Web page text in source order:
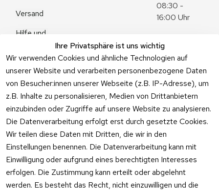
Ihre Privatsphäre ist uns wichtig
Wir verwenden Cookies und ähnliche Technologien auf
unserer Website und verarbeiten personenbezogene Daten
von Besucher:innen unserer Webseite (z.B. IP-Adresse), um
z.B. Inhalte zu personalisieren, Medien von Drittanbietern
einzubinden oder Zugriffe auf unsere Website zu analysieren.
Die Datenverarbeitung erfolgt erst durch gesetzte Cookies.
Wir teilen diese Daten mit Dritten, die wir in den
Einstellungen benennen. Die Datenverarbeitung kann mit
Einwilligung oder aufgrund eines berechtigten Interesses
erfolgen. Die Zustimmung kann erteilt oder abgelehnt
werden. Es besteht das Recht, nicht einzuwilligen und die
Versand
Hilfe und
Fragen
08:30 -
16:00 Uhr
Zum
Kontaktformu
lar
Vertrag
widerrufen